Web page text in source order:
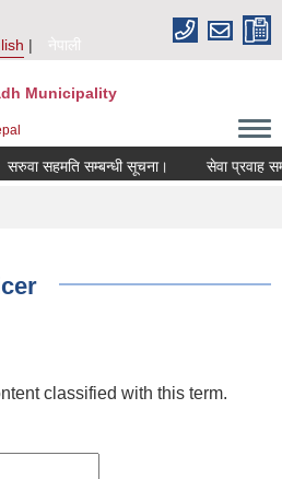
नेपाली
Municipality
सहमति सम्बन्धी सूचना। सेवा प्रवाह
classified with this term.